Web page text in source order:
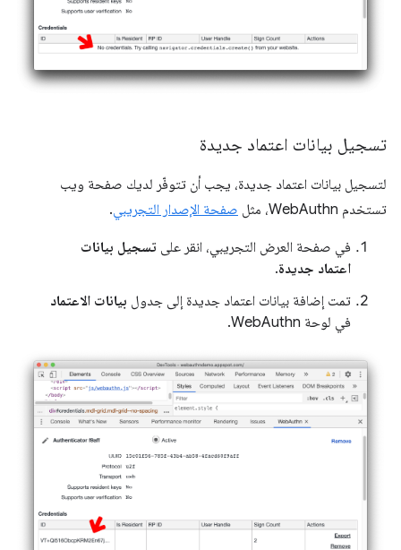
تسجيل بيانات اعتماد جديدة
لتسجيل بيانات اعتماد جديدة، يجب أن تتوفّر لديك صفحة ويب
تستخدم WebAuthn، مثل
صفحة الإصدار التجريبي.
في صفحة العرض التجريبي، انقر على تسجيل بيانات
اعتماد جديدة.
تمت إضافة بيانات اعتماد جديدة إلى جدول بيانات الاعتماد
في لوحة WebAuthn.